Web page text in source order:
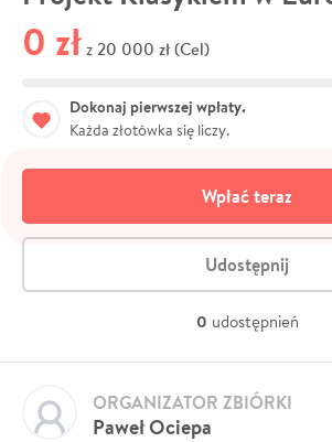
0 zł z 20 000 zł (Cel)
Dokonaj pierwszej wpłaty.
Każda złotówka się liczy.
Wpłać teraz
Udostępnij
0 udostępnień
Paweł Ociepa
ORGANIZATOR ZBIÓRKI